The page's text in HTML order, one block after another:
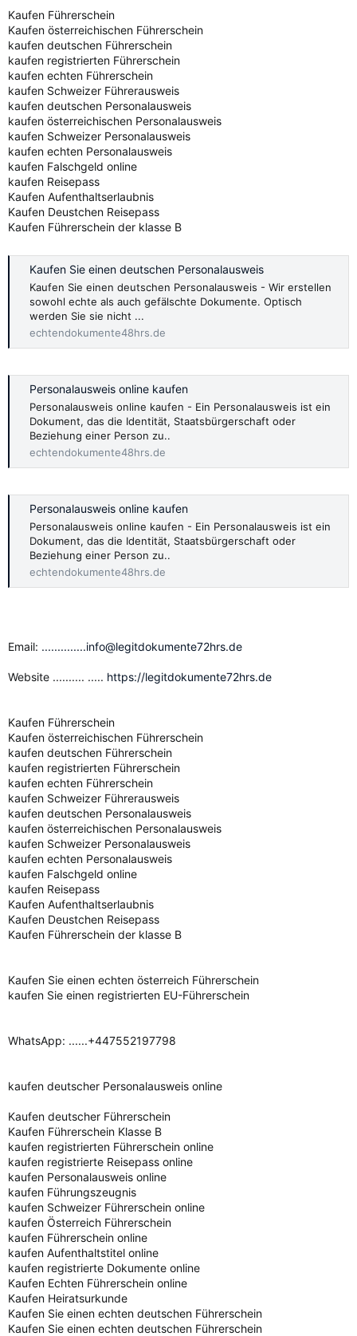
Kaufen Führerschein
Kaufen österreichischen Führerschein
kaufen deutschen Führerschein
kaufen registrierten Führerschein
kaufen echten Führerschein
kaufen Schweizer Führerausweis
kaufen deutschen Personalausweis
kaufen österreichischen Personalausweis
kaufen Schweizer Personalausweis
kaufen echten Personalausweis
kaufen Falschgeld online
kaufen Reisepass
Kaufen Aufenthaltserlaubnis
Kaufen Deustchen Reisepass
Kaufen Führerschein der klasse B
Kaufen Sie einen deutschen Personalausweis
Kaufen Sie einen deutschen Personalausweis - Wir erstellen
sowohl echte als auch gefälschte Dokumente. Optisch
werden Sie sie nicht ...
echtendokumente48hrs.de
Personalausweis online kaufen
Personalausweis online kaufen - Ein Personalausweis ist ein
Dokument, das die Identität, Staatsbürgerschaft oder
Beziehung einer Person zu..
echtendokumente48hrs.de
Personalausweis online kaufen
Personalausweis online kaufen - Ein Personalausweis ist ein
Dokument, das die Identität, Staatsbürgerschaft oder
Beziehung einer Person zu..
echtendokumente48hrs.de
Email: ..............info@legitdokumente72hrs.de
Website .......... ..... https://legitdokumente72hrs.de
Kaufen Führerschein
Kaufen österreichischen Führerschein
kaufen deutschen Führerschein
kaufen registrierten Führerschein
kaufen echten Führerschein
kaufen Schweizer Führerausweis
kaufen deutschen Personalausweis
kaufen österreichischen Personalausweis
kaufen Schweizer Personalausweis
kaufen echten Personalausweis
kaufen Falschgeld online
kaufen Reisepass
Kaufen Aufenthaltserlaubnis
Kaufen Deustchen Reisepass
Kaufen Führerschein der klasse B
Kaufen Sie einen echten österreich Führerschein
kaufen Sie einen registrierten EU-Führerschein
WhatsApp: ......+447552197798
kaufen deutscher Personalausweis online
Kaufen deutscher Führerschein
Kaufen Führerschein Klasse B
kaufen registrierten Führerschein online
kaufen registrierte Reisepass online
kaufen Personalausweis online
kaufen Führungszeugnis
kaufen Schweizer Führerschein online
kaufen Österreich Führerschein
kaufen Führerschein online
kaufen Aufenthaltstitel online
kaufen registrierte Dokumente online
Kaufen Echten Führerschein online
Kaufen Heiratsurkunde
Kaufen Sie einen echten deutschen Führerschein
Kaufen Sie einen echten deutschen Führerschein